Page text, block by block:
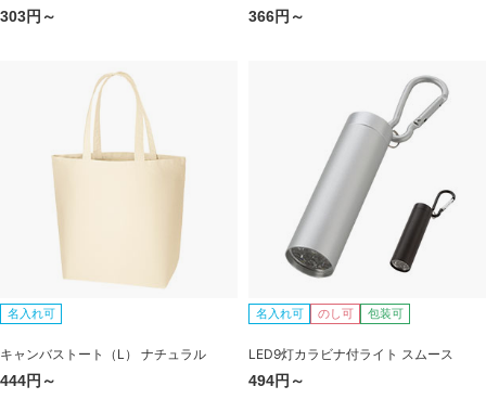
303円～ 366円～
名入れ可
キャンバストート（L） ナチュラル
444円～
名入れ可 のし可 包装可
LED9灯カラビナ付ライト スムース
494円～